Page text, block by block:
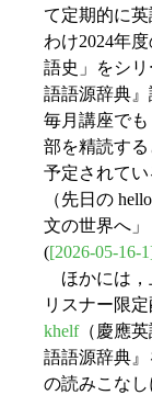
て定期的に
わけ2024年
語史」をシ
語語源辞典
毎月講座で
部を精読す
予定されて
（先日の
文の世界へ」
([2026-05-16-1]
ほかには，
リスナー限
khelf（慶應
語語源辞典』
の読みこな